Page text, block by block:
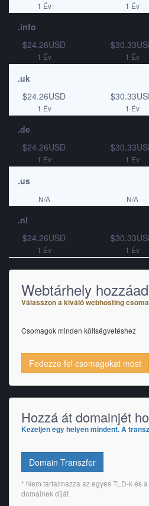
1 Év 1 Év
.info
$24.26USD
1 Év 1 Év
.uk
$24.26USD
1 Év 1 Év
.de
$24.26USD
1 Év 1 Év
.us
N/A N/A
.nl
$24.26USD
1 Év 1 Év
Webtárhely
Válasszon a kiváló webhosting
Csomagok minden költségvetéshez
Fedezze fel csomagokat most
Hozzá át domainjét
Kezeljen egy helyen mindent. A
Domain Transzfer
* Nem tartalmazza az egyes TLD-k és
domainek díját